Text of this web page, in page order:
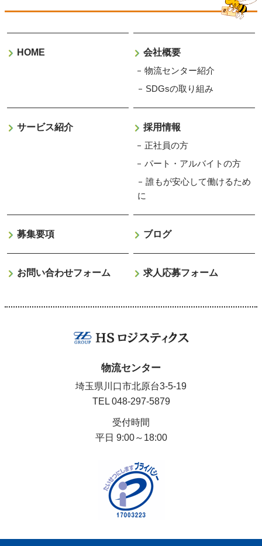
HOME
会社概要
物流センター紹介
SDGsの取り組み
サービス紹介
採用情報
正社員の方
パート・アルバイトの方
誰もが安心して働けるため
に
募集要項 ブログ
お問い合わせフォーム 求人応募フォーム
物流センター
埼玉県川口市北原台3-5-19
TEL 048-297-5879
受付時間
平日 9:00～18:00